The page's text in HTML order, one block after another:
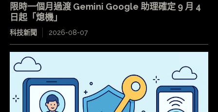
限時一個月過渡 Gemini Google 助理確定 9 月 4
日起「熄機」
科技新聞 2026-08-07